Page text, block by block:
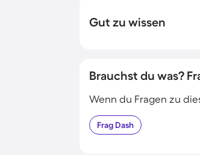
Gut zu wissen
Brauchst du was?
Wenn du Fragen zu
FragDash